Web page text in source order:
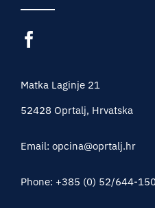
Matka Laginje 21
52428 Oprtalj, Hrvatska
Email: opcina@oprtalj.hr
Phone: +385 (0) 52/644-150